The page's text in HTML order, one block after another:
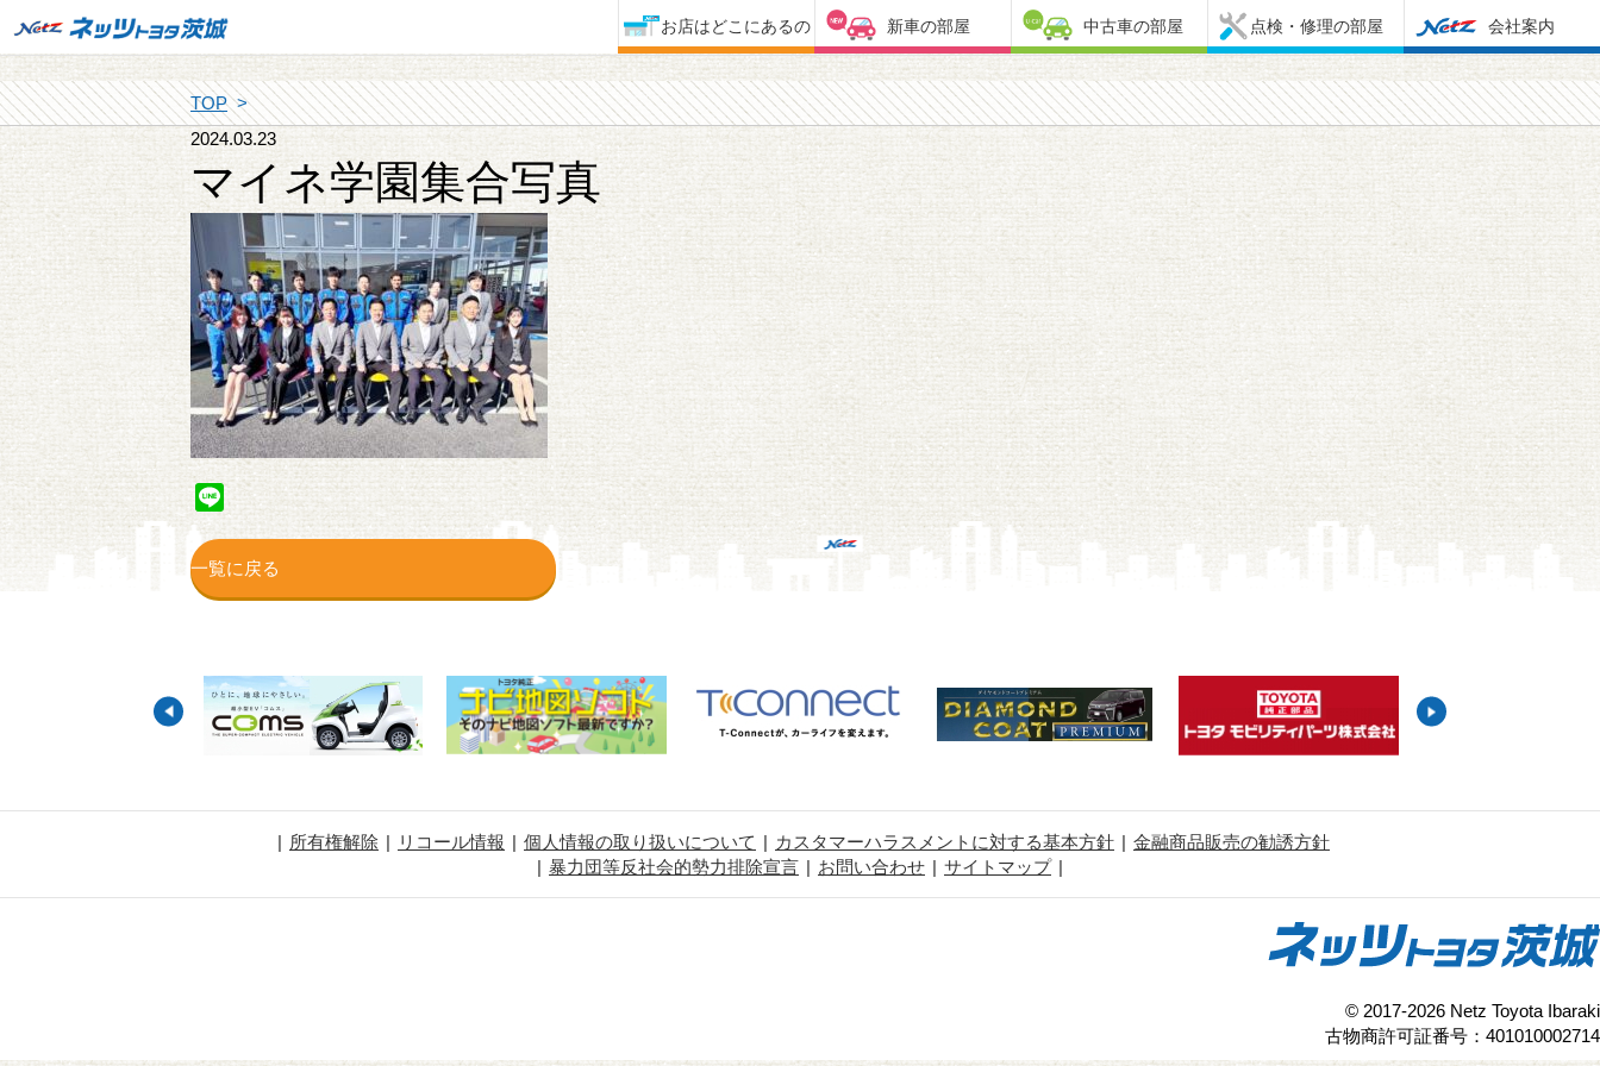
お店はどこにあるの 新車の部屋 中古車の部屋 点検・修理の部屋 会社案内
TOP
2024.03.23
マイネ学園集合写真
Line
一覧に戻る
所有権解除 リコール情報 個人情報の取り扱いについて カスタマーハラスメントに対する基本方針
金融商品販売の勧誘方針
暴力団等反社会的勢力排除宣言
お問い合わせ サイトマップ
© 2017-2026 Netz Toyota Ibaraki
古物商許可証番号：401010002714